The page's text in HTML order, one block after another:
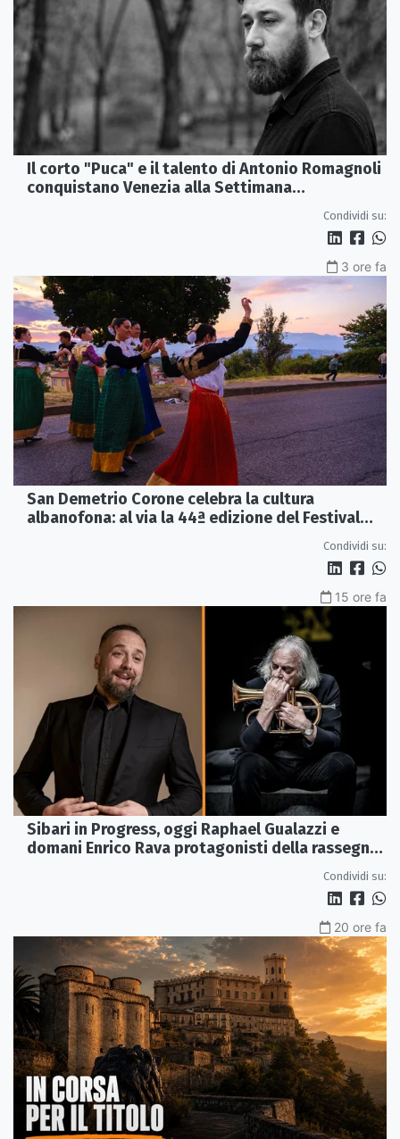
Il corto "Puca" e il talento di Antonio Romagnoli
conquistano Venezia alla Settimana
Condividi su:
3 ore fa
San Demetrio Corone celebra la cultura
albanofona: al via la 44ª edizione del Festival
Condividi su:
15 ore fa
Sibari in Progress, oggi Raphael Gualazzi e
domani Enrico Rava protagonisti della rassegna
Condividi su:
20 ore fa